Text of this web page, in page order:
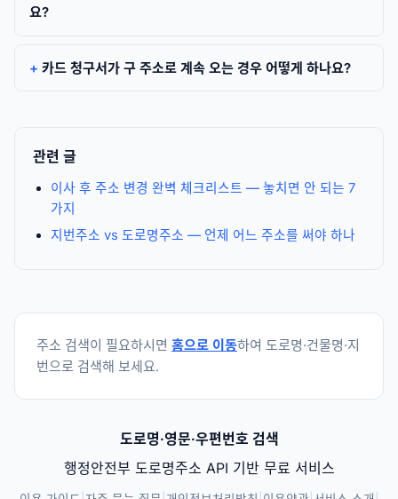
요?
카드 청구서가 구 주소로 계속 오는 경우 어떻게 하나요?
관련 글
이사 후 주소 변경 완벽 체크리스트 — 놓치면 안 되는 7
가지
지번주소 vs 도로명주소 — 언제 어느 주소를 써야 하나
주소 검색이 필요하시면 홈으로 이동하여 도로명·건물명·지
번으로 검색해 보세요.
도로명·영문·우편번호 검색
행정안전부 도로명주소 API 기반 무료 서비스